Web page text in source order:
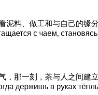
泥料、做工和与自己的
с чаем,
，那一刻，茶与人之间
держишь в руках